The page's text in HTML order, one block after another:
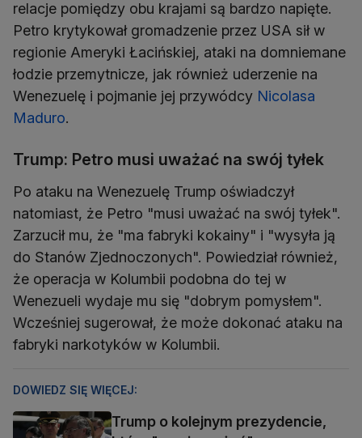
relacje pomiędzy obu krajami są bardzo napięte.
Petro krytykował gromadzenie przez USA sił w
regionie Ameryki Łacińskiej, ataki na domniemane
łodzie przemytnicze, jak również uderzenie na
Wenezuelę i pojmanie jej przywódcy Nicolasa
Maduro.
Trump: Petro musi uważać na swój tyłek
Po ataku na Wenezuelę Trump oświadczył
natomiast, że Petro "musi uważać na swój tyłek".
Zarzucił mu, że "ma fabryki kokainy" i "wysyła ją
do Stanów Zjednoczonych". Powiedział również,
że operacja w Kolumbii podobna do tej w
Wenezueli wydaje mu się "dobrym pomysłem".
Wcześniej sugerował, że może dokonać ataku na
fabryki narkotyków w Kolumbii.
DOWIEDZ SIĘ WIĘCEJ:
Trump o kolejnym prezydencie,